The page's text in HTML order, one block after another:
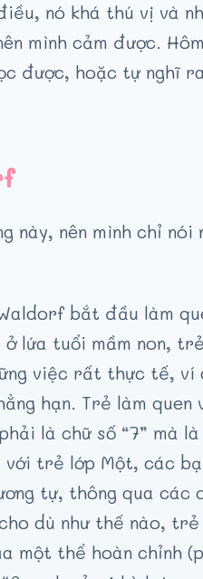
nó khá thú vị và
mình cảm được.
được, hoặc tự nghĩ
này, nên mình chỉ
bắt đầu làm
lứa tuổi mầm non,
việc rất thực tế,
hạn. Trẻ làm quen
là chữ số “7” mà
trẻ lớp Một, các
tự, thông qua các
dù như thế nào,
một thể hoàn chỉnh